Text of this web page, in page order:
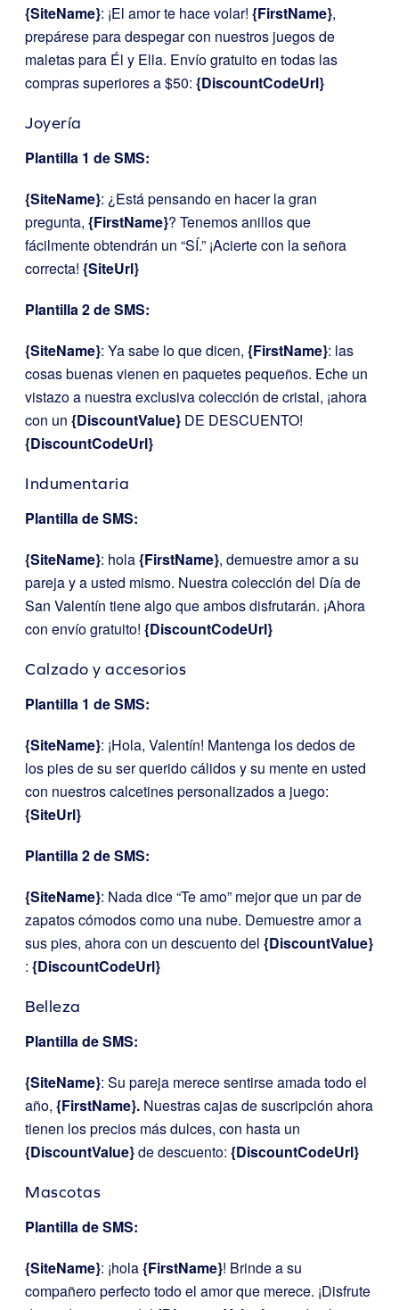
{SiteName}: ¡El amor te hace volar! {FirstName},
prepárese para despegar con nuestros juegos de
maletas para Él y Ella. Envío gratuito en todas las
compras superiores a $50: {DiscountCodeUrl}
Joyería
Plantilla 1 de SMS:
{SiteName}: ¿Está pensando en hacer la gran
pregunta, {FirstName}? Tenemos anillos que
fácilmente obtendrán un “SÍ.” ¡Acierte con la señora
correcta! {SiteUrl}
Plantilla 2 de SMS:
{SiteName}: Ya sabe lo que dicen, {FirstName}: las
cosas buenas vienen en paquetes pequeños. Eche un
vistazo a nuestra exclusiva colección de cristal, ¡ahora
con un {DiscountValue} DE DESCUENTO!
{DiscountCodeUrl}
Indumentaria
Plantilla de SMS:
{SiteName}: hola{FirstName}, demuestre amor a su
pareja y a usted mismo. Nuestra colección del Día de
San Valentín tiene algo que ambos disfrutarán. ¡Ahora
con envío gratuito! {DiscountCodeUrl}
Calzado y accesorios
Plantilla 1 de SMS:
{SiteName}: ¡Hola, Valentín! Mantenga los dedos de
los pies de su ser querido cálidos y su mente en usted
con nuestros calcetines personalizados a juego:
{SiteUrl}
Plantilla 2 de SMS:
{SiteName}: Nada dice “Te amo” mejor que un par de
zapatos cómodos como una nube. Demuestre amor a
sus pies, ahora con un descuento del {DiscountValue}
: {DiscountCodeUrl}
Belleza
Plantilla de SMS:
{SiteName}: Su pareja merece sentirse amada todo el
año, {FirstName}. Nuestras cajas de suscripción ahora
tienen los precios más dulces, con hasta un
{DiscountValue}de descuento: {DiscountCodeUrl}
Mascotas
Plantilla de SMS:
{SiteName}: ¡hola{FirstName}! Brinde a su
compañero perfecto todo el amor que merece. ¡Disfrute